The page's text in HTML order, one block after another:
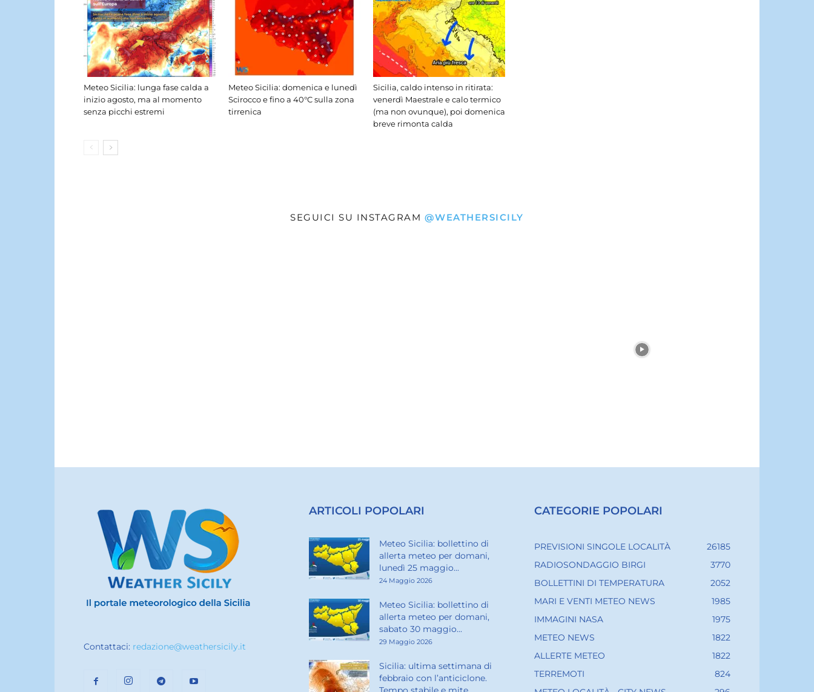
Meteo Sicilia: lunga fase calda a
inizio agosto, ma al momento
senza picchi estremi
Meteo Sicilia: domenica e lunedì
Scirocco e fino a 40°C sulla zona
tirrenica
Sicilia, caldo intenso in ritirata:
venerdì Maestrale e calo termico
(ma non ovunque), poi domenica
breve rimonta calda
SEGUICI SU INSTAGRAM @WEATHERSICILY
Contattaci: redazione@weathersicily.it
ARTICOLI POPOLARI
Meteo Sicilia: bollettino di
allerta meteo per domani,
lunedì 25 maggio...
24 Maggio 2026
Meteo Sicilia: bollettino di
allerta meteo per domani,
sabato 30 maggio...
29 Maggio 2026
Sicilia: ultima settimana di
febbraio con l’anticiclone.
CATEGORIE POPOLARI
PREVISIONI SINGOLE LOCALITÀ
26185
RADIOSONDAGGIO BIRGI
3770
BOLLETTINI DI TEMPERATURA
2052
MARI E VENTI METEO NEWS
1985
IMMAGINI NASA
1975
METEO NEWS
1822
ALLERTE METEO
1822
TERREMOTI
824